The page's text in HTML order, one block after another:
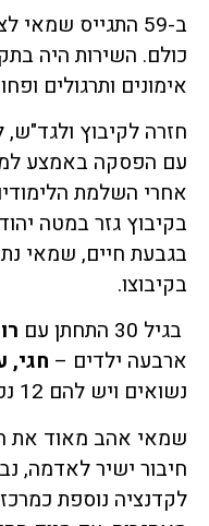
ב-59 התגייס
כולם. השירות היה
אימונים ותרגולים
חזרה לקיבוץ
עם הפסקה באמצע
אחרי השלמת
בקיבוץ גזר במטה
בגבעת חיים, שמאי
בקיבוצו.
בגיל 30 התחתן עם
ארבעה ילדים – חגי,
נשואים ויש להם 12 נכדים לתפארת.
שמאי אהב מאוד את
חיבור ישיר לאדמה,
לקדנציה נוספת